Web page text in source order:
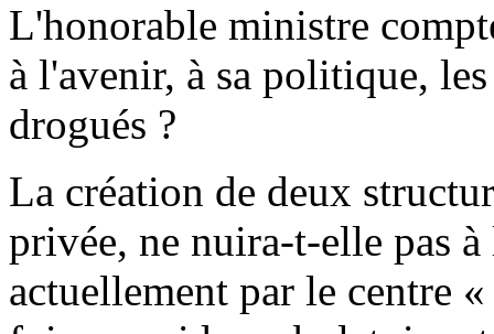
L'honorable ministre
à l'avenir, à sa politique,
drogués ?
La création de deux
privée, ne nuira-t-elle pas
actuellement par le centre